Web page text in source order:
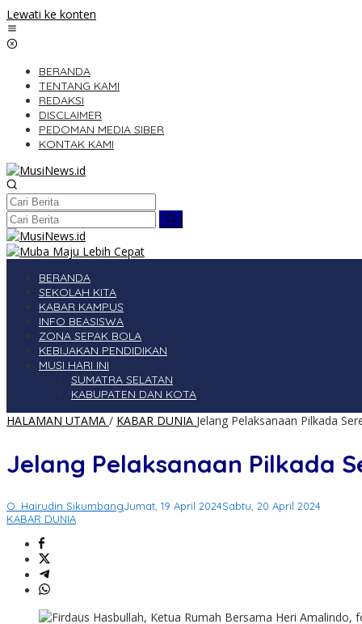
Lewati ke konten
BERANDA
TENTANG KAMI
REDAKSI
DISCLAIMER
PEDOMAN MEDIA SIBER
KONTAK KAMI
BERANDA
SEKOLAH KITA
KABAR KAMPUS
INFO BEASISWA
ZONA SEPAK BOLA
KEBIJAKAN PENDIDIKAN
MUSI HARI INI
SUMATRA SELATAN
KABUPATEN DAN KOTA
HALAMAN UTAMA / KABAR DUNIA Jelang Pelaksanaan Pilkada
Jelang Pelaksanaan Pilkada
O. Hairudin SikumbangJumat, 19 April 2024Sabtu, 20 April 2024
KABAR DUNIA